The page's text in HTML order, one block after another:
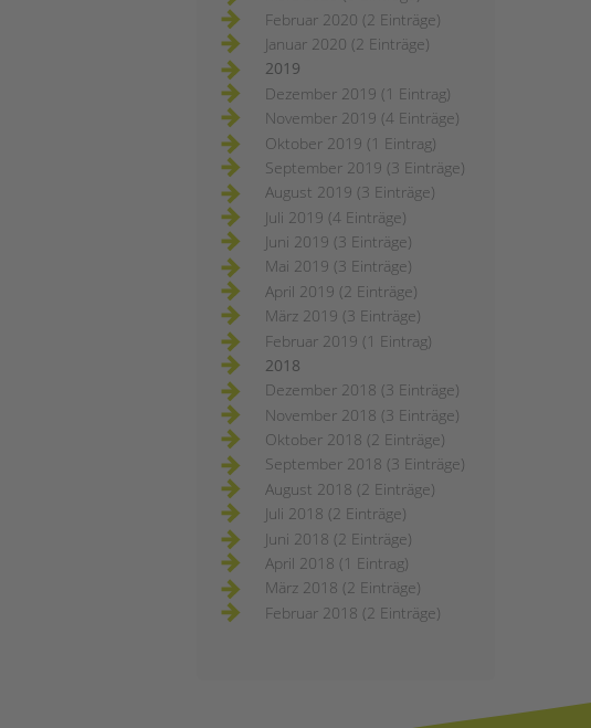
Februar 2020 (2 Einträge)
Januar 2020 (2 Einträge)
2019
Dezember 2019 (1 Eintrag)
November 2019 (4 Einträge)
Oktober 2019 (1 Eintrag)
September 2019 (3 Einträge)
August 2019 (3 Einträge)
Juli 2019 (4 Einträge)
Juni 2019 (3 Einträge)
Mai 2019 (3 Einträge)
April 2019 (2 Einträge)
März 2019 (3 Einträge)
Februar 2019 (1 Eintrag)
2018
Dezember 2018 (3 Einträge)
November 2018 (3 Einträge)
Oktober 2018 (2 Einträge)
September 2018 (3 Einträge)
August 2018 (2 Einträge)
Juli 2018 (2 Einträge)
Juni 2018 (2 Einträge)
April 2018 (1 Eintrag)
März 2018 (2 Einträge)
Februar 2018 (2 Einträge)